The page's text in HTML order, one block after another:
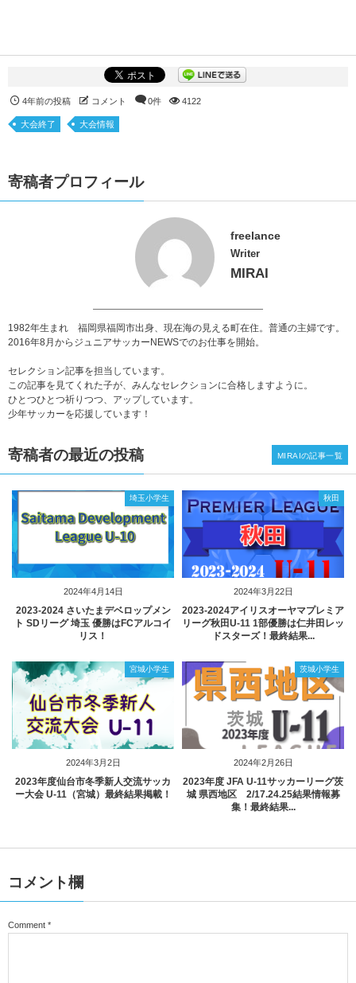
4年前の投稿 コメント 0件 4122
大会終了 大会情報
寄稿者プロフィール
freelance
Writer
MIRAI
1982年生まれ 福岡県福岡市出身、現在海の見える町在住。普通の主婦です。
2016年8月からジュニアサッカーNEWSでのお仕事を開始。
セレクション記事を担当しています。
この記事を見てくれた子が、みんなセレクションに合格しますように。
ひとつひとつ祈りつつ、アップしています。
少年サッカーを応援しています！
寄稿者の最近の投稿
2024年4月14日
埼玉小学生
2023‐2024 さいたまデベロップメン
ト SDリーグ 埼玉 優勝はFCアルコイ
リス！
2024年3月22日
秋田
2023-2024アイリスオーヤマプレミア
リーグ秋田U-11 1部優勝は仁井田レッ
ドスターズ！最終結果...
2024年3月2日
宮城小学生
2023年度仙台市冬季新人交流サッカ
ー大会 U-11（宮城）最終結果掲載！
2024年2月26日
茨城小学生
2023年度 JFA U-11サッカーリーグ茨
城 県西地区 2/17.24.25結果情報募
集！最終結果...
MIRAIの記事一覧
コメント欄
Comment *